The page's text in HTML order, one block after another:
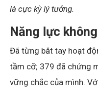
là cực kỳ lý tưởng.
Năng lực
Đã từng bắt tay hoạt
tầm cỡ; 379 đã chứng
vững chắc của mình.